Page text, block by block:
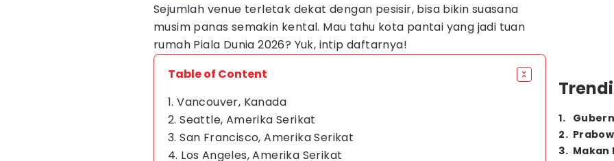
Sejumlah venue terletak dekat dengan pesisir, bisa bikin suasana
musim panas semakin kental. Mau tahu kota pantai yang jadi tuan
rumah Piala Dunia 2026? Yuk, intip daftarnya!
Table of Content
1. Vancouver, Kanada
2. Seattle, Amerika Serikat
3. San Francisco, Amerika Serikat
4. Los Angeles, Amerika Serikat
1.
2.
3. Makan